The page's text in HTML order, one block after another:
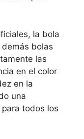
la bola
bolas
las
en el color
en la
una
todos los